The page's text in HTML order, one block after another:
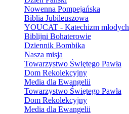
Nowenna Pompejańska
Biblia Jubileuszowa
YOUCAT - Katechizm młodych
Biblijni Bohaterowie
Dziennik Bombika
Nasza misja
Towarzystwo Świętego Pawła
Dom Rekolekcyjny
Media dla Ewangelii
Towarzystwo Świętego Pawła
Dom Rekolekcyjny
Media dla Ewangelii